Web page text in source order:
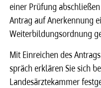
Karriere
Service & Kontakt
Karriere
Service & Kontakt
einer Prüfung
Antrag auf Aner­ken­nung
Weiter­bil­dungs­ord­nung
Mit Einrei­chen des
spräch erklä­ren Sie sich
Landes­ärz­te­kam­mer